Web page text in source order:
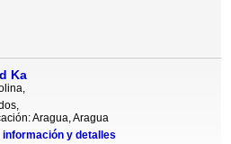
Ka
Aragua, Aragua
información y detalles